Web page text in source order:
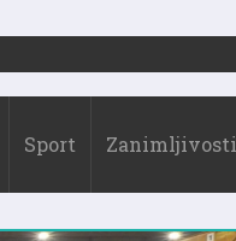
Sport Zanimljivosti